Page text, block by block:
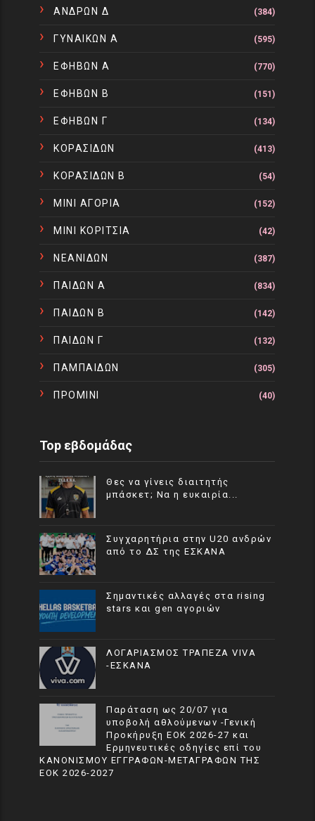
ΑΝΔΡΩΝ Δ (384)
ΓΥΝΑΙΚΩΝ Α (595)
ΕΦΗΒΩΝ Α (770)
ΕΦΗΒΩΝ Β (151)
ΕΦΗΒΩΝ Γ (134)
ΚΟΡΑΣΙΔΩΝ (413)
ΚΟΡΑΣΙΔΩΝ Β (54)
ΜΙΝΙ ΑΓΟΡΙΑ (152)
ΜΙΝΙ ΚΟΡΙΤΣΙΑ (42)
ΝΕΑΝΙΔΩΝ (387)
ΠΑΙΔΩΝ Α (834)
ΠΑΙΔΩΝ Β (142)
ΠΑΙΔΩΝ Γ (132)
ΠΑΜΠΑΙΔΩΝ (305)
ΠΡΟΜΙΝΙ (40)
Top εβδομάδας
Θες να γίνεις διαιτητής
μπάσκετ; Να η ευκαιρία...
Συγχαρητήρια στην U20 ανδρών
από το ΔΣ της ΕΣΚΑΝΑ
Σημαντικές αλλαγές στα rising
stars και gen αγοριών
ΛΟΓΑΡΙΑΣΜΟΣ ΤΡΑΠΕΖΑ VIVA
-ΕΣΚΑΝΑ
Παράταση ως 20/07 για
υποβολή αθλούμενων -Γενική
Προκήρυξη ΕΟΚ 2026-27 και
Ερμηνευτικές οδηγίες επί του
ΚΑΝΟΝΙΣΜΟΥ ΕΓΓΡΑΦΩΝ-ΜΕΤΑΓΡΑΦΩΝ ΤΗΣ
ΕΟΚ 2026-2027